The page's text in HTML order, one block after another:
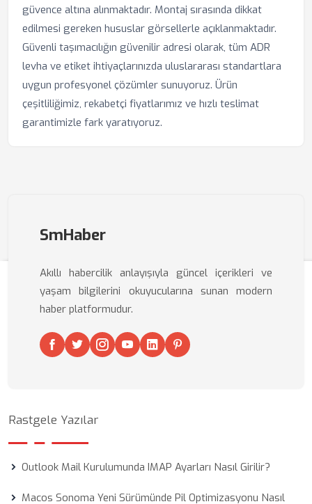
güvence altına alınmaktadır. Montaj sırasında dikkat
edilmesi gereken hususlar görsellerle açıklanmaktadır.
Güvenli taşımacılığın güvenilir adresi olarak, tüm ADR
levha ve etiket ihtiyaçlarınızda uluslararası standartlara
uygun profesyonel çözümler sunuyoruz. Ürün
çeşitliliğimiz, rekabetçi fiyatlarımız ve hızlı teslimat
garantimizle fark yaratıyoruz.
SmHaber
Akıllı habercilik anlayışıyla güncel içerikleri ve
yaşam bilgilerini okuyucularına sunan modern
haber platformudur.
Rastgele Yazılar
Outlook Mail Kurulumunda IMAP Ayarları Nasıl Girilir?
Macos Sonoma Yeni Sürümünde Pil Optimizasyonu Nasıl